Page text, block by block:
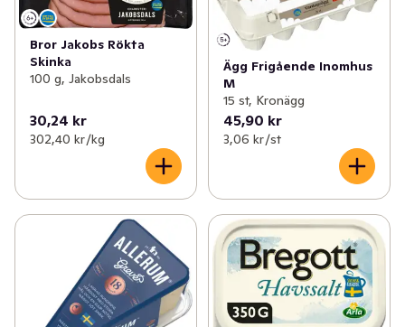
Bror Jakobs Rökta
Skinka
100 g, Jakobsdals
30,24 kr
302,40 kr /kg
Ägg Frigående Inomhus
M
15 st, Kronägg
45,90 kr
3,06 kr /st